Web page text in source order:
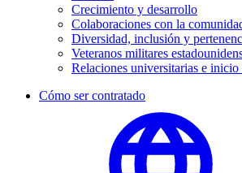
Crecimiento y desarrollo
Colaboraciones con la
Diversidad, inclusión y
Veteranos militares
Relaciones universitarias e inicio
Cómo ser contratado